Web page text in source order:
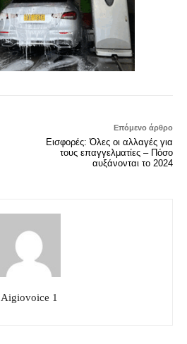
Επόμενο άρθρο
Εισφορές: Όλες οι αλλαγές για
τους επαγγελματίες – Πόσο
αυξάνονται το 2024
Aigiovoice 1